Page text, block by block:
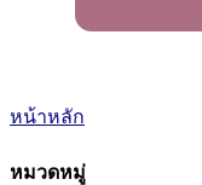
หน้าหลัก
หมวดหมู่